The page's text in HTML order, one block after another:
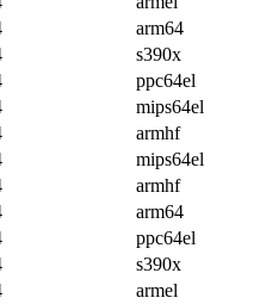
arm64
s390x
ppc64el
mips64el
armhf
mips64el
armhf
arm64
ppc64el
s390x
armel